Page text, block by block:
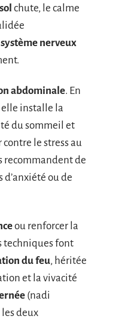
chute, le calme
système nerveux
abdominale. En
installe la
du sommeil et
le stress au
recommandent de
d’anxiété ou de
ou renforcer la
techniques font
du feu, héritée
et la vivacité
(nadi
deux